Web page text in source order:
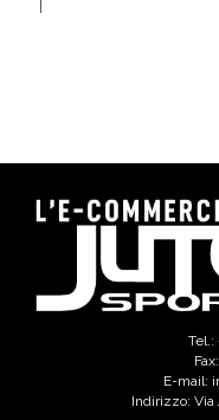
Tel.:
E-mail:
Indirizzo: Via